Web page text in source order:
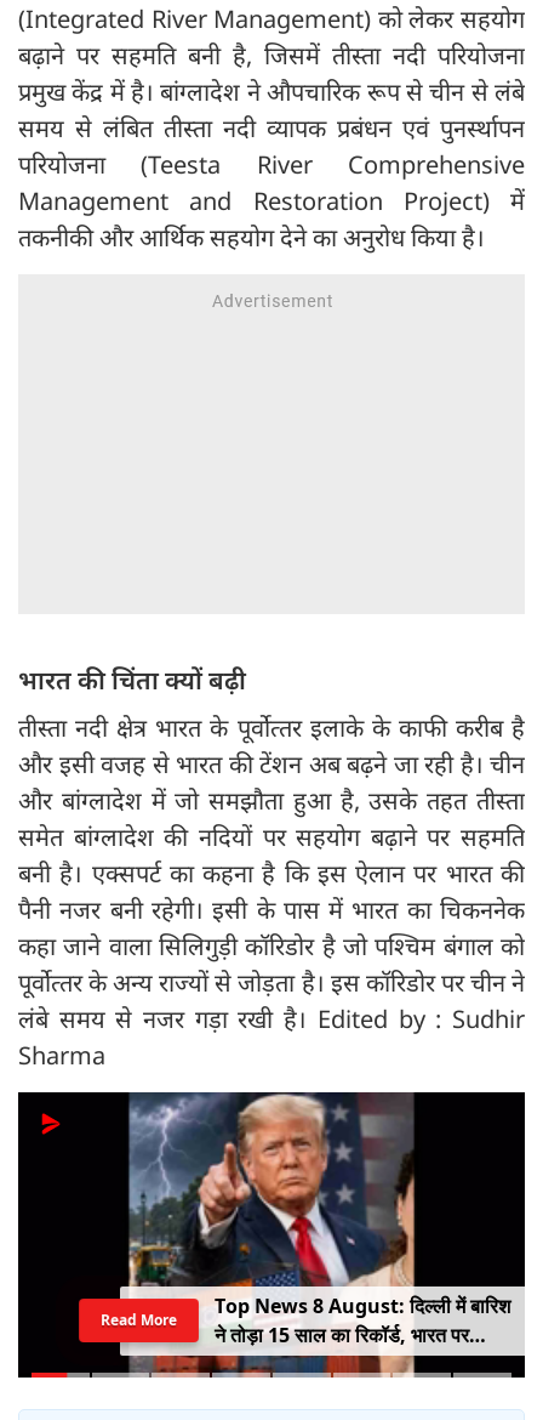
(Integrated River Management) को लेकर सहयोग
बढ़ाने पर सहमति बनी है, जिसमें तीस्ता नदी परियोजना
प्रमुख केंद्र में है। बांग्लादेश ने औपचारिक रूप से चीन से लंबे
समय से लंबित तीस्ता नदी व्यापक प्रबंधन एवं पुनर्स्थापन
परियोजना (Teesta River Comprehensive
Management and Restoration Project) में
तकनीकी और आर्थिक सहयोग देने का अनुरोध किया है।
भारत की चिंता क्यों बढ़ी
तीस्‍ता नदी क्षेत्र भारत के पूर्वोत्‍तर इलाके के काफी करीब है
और इसी वजह से भारत की टेंशन अब बढ़ने जा रही है। चीन
और बांग्‍लादेश में जो समझौता हुआ है, उसके तहत तीस्‍ता
समेत बांग्‍लादेश की नदियों पर सहयोग बढ़ाने पर सहमति
बनी है। एक्‍सपर्ट का कहना है कि इस ऐलान पर भारत की
पैनी नजर बनी रहेगी। इसी के पास में भारत का चिकननेक
कहा जाने वाला सिलिगुड़ी कॉरिडोर है जो पश्चिम बंगाल को
पूर्वोत्‍तर के अन्‍य राज्‍यों से जोड़ता है। इस कॉरिडोर पर चीन ने
लंबे समय से नजर गड़ा रखी है। Edited by : Sudhir
Sharma
Top News 8 August: दिल्ली में बारिश
ने तोड़ा 15 साल का रिकॉर्ड, भारत पर
100% टैरिफ का खतरा; Gen Z पर कंगना
Read More